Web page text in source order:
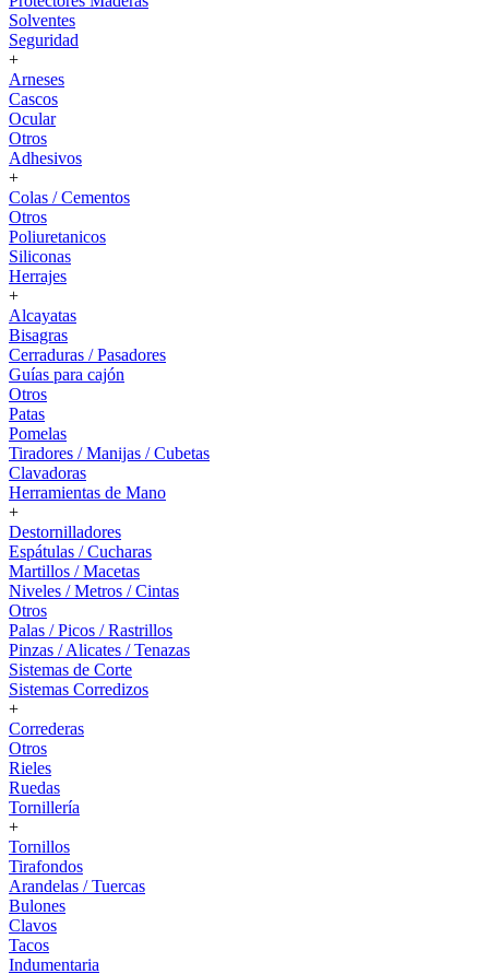
Solventes
Seguridad
+
Arneses
Cascos
Ocular
Otros
Adhesivos
+
Colas / Cementos
Otros
Poliuretanicos
Siliconas
Herrajes
+
Alcayatas
Bisagras
Cerraduras / Pasadores
Guías para cajón
Otros
Patas
Pomelas
Tiradores / Manijas / Cubetas
Clavadoras
Herramientas de Mano
+
Destornilladores
Espátulas / Cucharas
Martillos / Macetas
Niveles / Metros / Cintas
Otros
Palas / Picos / Rastrillos
Pinzas / Alicates / Tenazas
Sistemas de Corte
Sistemas Corredizos
+
Correderas
Otros
Rieles
Ruedas
Tornillería
+
Tornillos
Tirafondos
Arandelas / Tuercas
Bulones
Clavos
Tacos
Indumentaria